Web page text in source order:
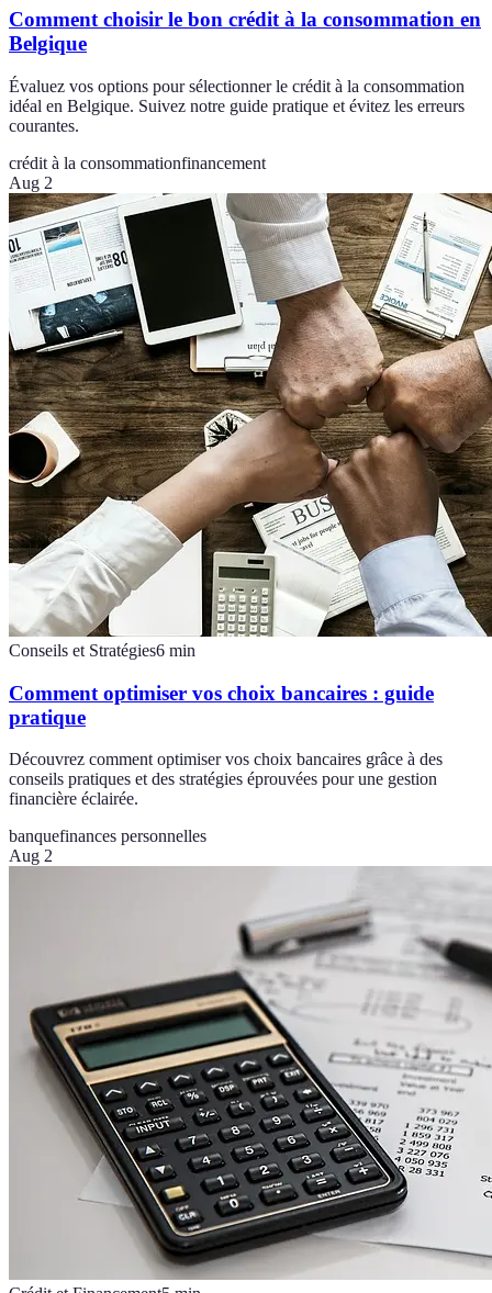
Comment choisir le bon crédit à la consommation en
Belgique
Évaluez vos options pour sélectionner le crédit à la consommation
idéal en Belgique. Suivez notre guide pratique et évitez les erreurs
courantes.
crédit à la consommationfinancement
Aug 2
Conseils et Stratégies6 min
Comment optimiser vos choix bancaires : guide
pratique
Découvrez comment optimiser vos choix bancaires grâce à des
conseils pratiques et des stratégies éprouvées pour une gestion
financière éclairée.
banquefinances personnelles
Aug 2